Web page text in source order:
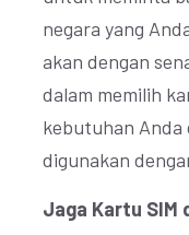
negara yang
akan dengan
dalam memilih
kebutuhan Anda
digunakan
Jaga Kartu SIM